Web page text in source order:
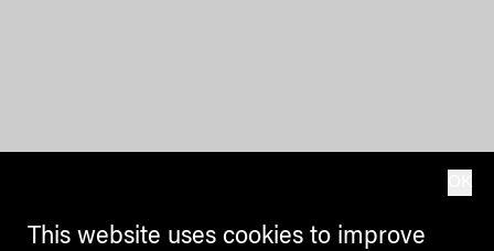
This website uses cookies to improve